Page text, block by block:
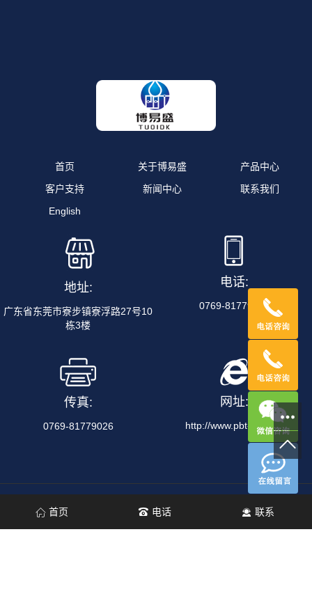
首页 关于博易盛
产品中心
客户支持
新闻中心
联系我们
English
地址:
广东省东莞市寮步镇寮浮路27号10
栋3楼
电话:
0769-81779656
传真:
0769-81779026
网址:
http://www.pbt-tech.cn
清洗机/PCBA清洗机/治具清洗机/清洗设备制造商/吸嘴清洗机/清洗
设备定制/PCBA电路板代工清洗/半导体清洗机/等离子清洗机 , 欢迎
首页 电话 联系